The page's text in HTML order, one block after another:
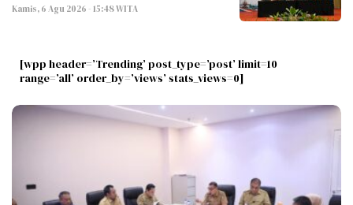
Kamis, 6 Agu 2026 - 15:48 WITA
[wpp header=’Trending’ post_type=’post’ limit=10
range=’all’ order_by=’views’ stats_views=0]